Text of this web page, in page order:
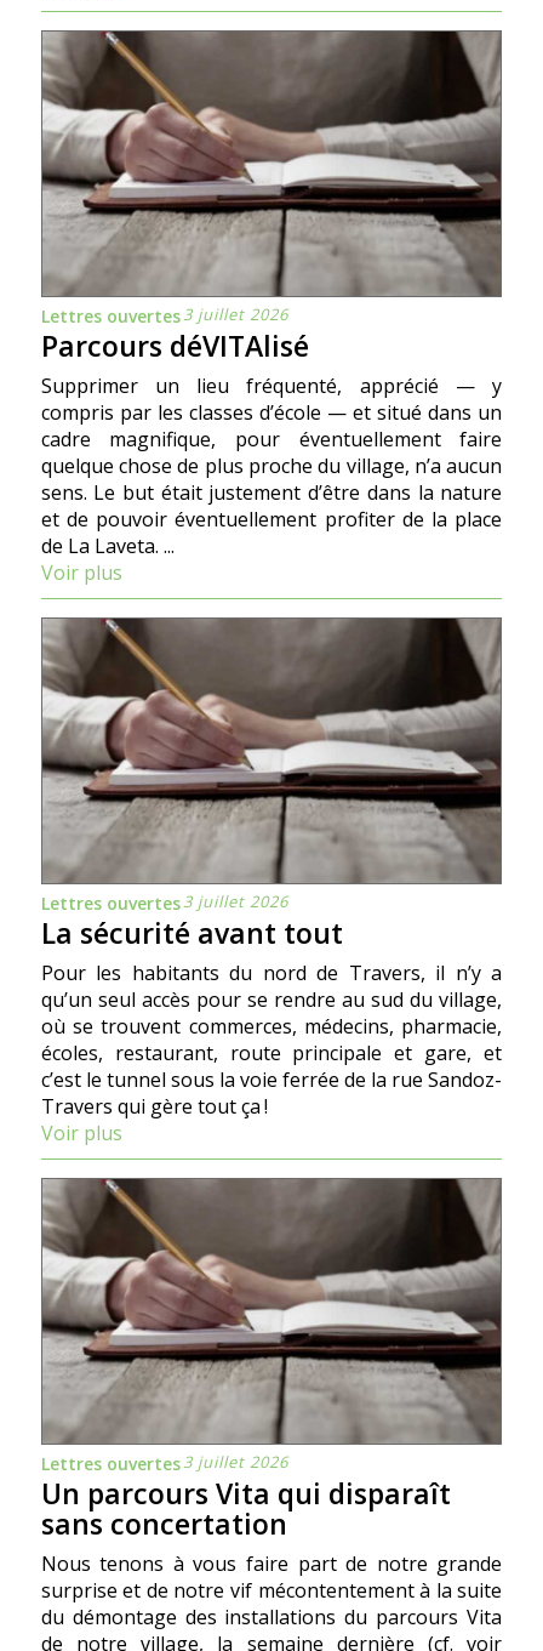
Lettres ouvertes3 juillet 2026
Parcours déVITAlisé
Supprimer un lieu fréquenté, apprécié — y
compris par les classes d’école — et situé dans un
cadre magnifique, pour éventuellement faire
quelque chose de plus proche du village, n’a aucun
sens. Le but était justement d’être dans la nature
et de pouvoir éventuellement profiter de la place
de La Laveta. ...
Voir plus
Lettres ouvertes3 juillet 2026
La sécurité avant tout
Pour les habitants du nord de Travers, il n’y a
qu’un seul accès pour se rendre au sud du village,
où se trouvent commerces, médecins, pharmacie,
écoles, restaurant, route principale et gare, et
c’est le tunnel sous la voie ferrée de la rue Sandoz-
Travers qui gère tout ça !
Voir plus
Lettres ouvertes3 juillet 2026
Un parcours Vita qui disparaît
sans concertation
Nous tenons à vous faire part de notre grande
surprise et de notre vif mécontentement à la suite
du démontage des installations du parcours Vita
de notre village, la semaine dernière (cf. voir